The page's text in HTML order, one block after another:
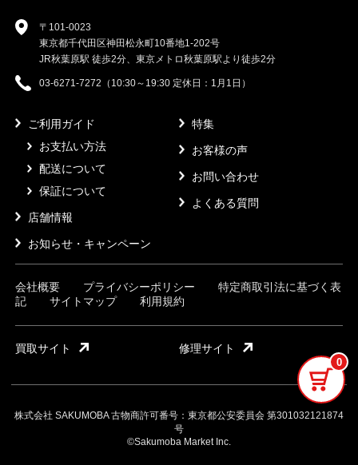
0
〒101-0023
東京都千代田区神田松永町10番地1-202号
JR秋葉原駅 徒歩2分、東京メトロ秋葉原駅より徒歩2分
03-6271-7272（10:30～19:30 定休日：1月1日）
ご利用ガイド
お支払い方法
配送について
保証について
店舗情報
お知らせ・キャンペーン
特集
お客様の声
お問い合わせ
よくある質問
会社概要 プライバシーポリシー
特定商取引法に基づく表
記
サイトマップ 利用規約
買取サイト 修理サイト
株式会社 SAKUMOBA 古物商許可番号：東京都公安委員会 第301032121874
号
©Sakumoba Market Inc.